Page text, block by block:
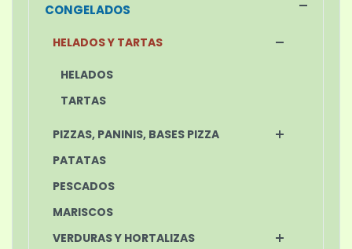
CONGELADOS
HELADOS Y TARTAS
HELADOS
TARTAS
PIZZAS, PANINIS, BASES PIZZA
PATATAS
PESCADOS
MARISCOS
VERDURAS Y HORTALIZAS